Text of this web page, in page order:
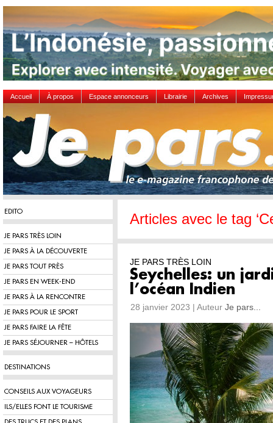
Accueil À propos Espace annonceurs Librairie Archives
EDITO
JE PARS TRÈS LOIN
JE PARS À LA DÉCOUVERTE
JE PARS TOUT PRÈS
JE PARS EN WEEK-END
JE PARS À LA RENCONTRE
JE PARS POUR LE SPORT
JE PARS FAIRE LA FÊTE
JE PARS SÉJOURNER – HÔTELS
DESTINATIONS
CONSEILS AUX VOYAGEURS
ILS/ELLES FONT LE TOURISME
Articles avec le tag
JE PARS TRÈS LOIN
Seychelles: un
l’océan Indien
28 janvier 2023 | Auteur Je pars...